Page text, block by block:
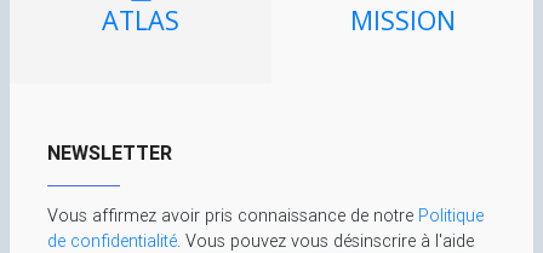
ATLAS MISSION
NEWSLETTER
Vous affirmez avoir pris connaissance de notre Politique
de confidentialité. Vous pouvez vous désinscrire à l'aide